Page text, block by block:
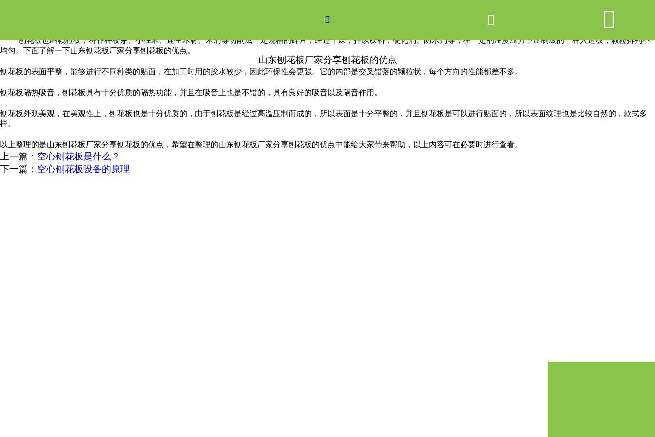
网站首页
走进爱游戏ayx体育

山东刨花板厂家分享刨花板的优点
 
刨花板也叫颗粒板，将各种枝芽、小径木、速生木材、木屑等切削成一定规格的碎片，经过干燥，拌以胶料，硬化剂、防水剂等，在一定的温度压力下压制成的一种人造板，颗粒排列不
均匀。下面了解一下山东刨花板厂家分享刨花板的优点。
刨花板的表面平整，能够进行不同种类的贴面，在加工时用的胶水较少，因此环保性会更强。它的内部是交叉错落的颗粒状，每个方向的性能都差不多。
刨花板隔热吸音，刨花板具有十分优质的隔热功能，并且在吸音上也是不错的，具有良好的吸音以及隔音作用。
刨花板外观美观，在美观性上，刨花板也是十分优质的，由于刨花板是经过高温压制而成的，所以表面是十分平整的，并且刨花板是可以进行贴面的，所以表面纹理也是比较自然的，款式多
样。
以上整理的是山东刨花板厂家分享刨花板的优点，希望在整理的山东刨花板厂家分享刨花板的优点中能给大家带来帮助，以上内容可在必要时进行查看。
上一篇： 空心刨花板是什么？
下一篇： 空心刨花板设备的原理